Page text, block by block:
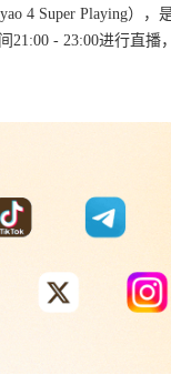
4 Super Playing）
21:00 - 23:00进行直播